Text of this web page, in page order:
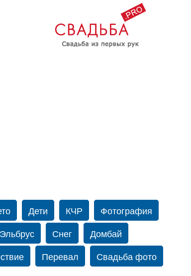
Дети КЧР
Фотография
Эльбрус Снег
Домбай
Перевал
Свадьба фото